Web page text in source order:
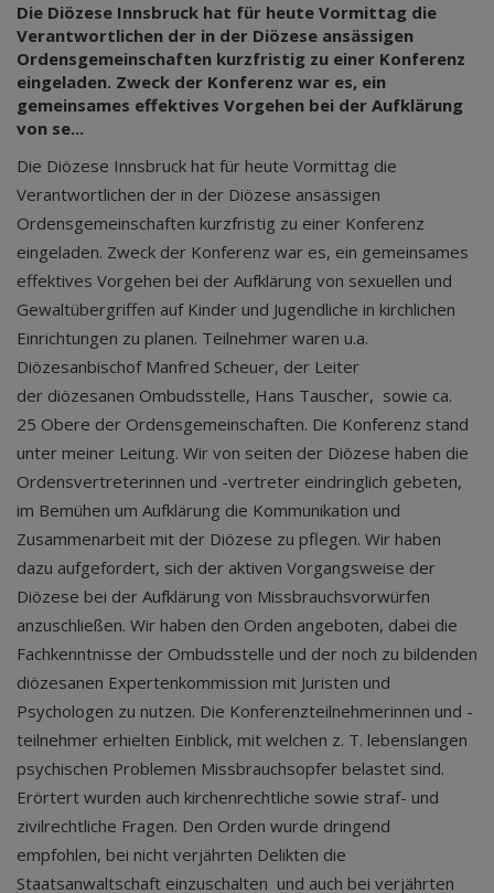
Die Diözese Innsbruck hat für heute Vormittag die
Verantwortlichen der in der Diözese ansässigen
Ordensgemeinschaften kurzfristig zu einer Konferenz
eingeladen. Zweck der Konferenz war es, ein
gemeinsames effektives Vorgehen bei der Aufklärung
von se...
Die Diözese Innsbruck hat für heute Vormittag die
Verantwortlichen der in der Diözese ansässigen
Ordensgemeinschaften kurzfristig zu einer Konferenz
eingeladen. Zweck der Konferenz war es, ein gemeinsames
effektives Vorgehen bei der Aufklärung von sexuellen und
Gewaltübergriffen auf Kinder und Jugendliche in kirchlichen
Einrichtungen zu planen. Teilnehmer waren u.a.
Diözesanbischof Manfred Scheuer, der Leiter
der diözesanen Ombudsstelle, Hans Tauscher, sowie ca.
25 Obere der Ordensgemeinschaften. Die Konferenz stand
unter meiner Leitung. Wir von seiten der Diözese haben die
Ordensvertreterinnen und -vertreter eindringlich gebeten,
im Bemühen um Aufklärung die Kommunikation und
Zusammenarbeit mit der Diözese zu pflegen. Wir haben
dazu aufgefordert, sich der aktiven Vorgangsweise der
Diözese bei der Aufklärung von Missbrauchsvorwürfen
anzuschließen. Wir haben den Orden angeboten, dabei die
Fachkenntnisse der Ombudsstelle und der noch zu bildenden
diözesanen Expertenkommission mit Juristen und
Psychologen zu nutzen. Die Konferenzteilnehmerinnen und -
teilnehmer erhielten Einblick, mit welchen z. T. lebenslangen
psychischen Problemen Missbrauchsopfer belastet sind.
Erörtert wurden auch kirchenrechtliche sowie straf- und
zivilrechtliche Fragen. Den Orden wurde dringend
empfohlen, bei nicht verjährten Delikten die
Staatsanwaltschaft einzuschalten und auch bei verjährten